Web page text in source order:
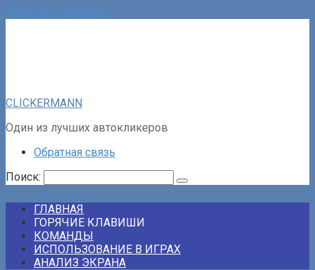
Перейти к контенту
CLICKERMANN
Один из лучших автокликеров
Обратная связь
Поиск:
ГЛАВНАЯ
ГОРЯЧИЕ КЛАВИШИ
КОМАНДЫ
ИСПОЛЬЗОВАНИЕ В ИГРАХ
АНАЛИЗ ЭКРАНА